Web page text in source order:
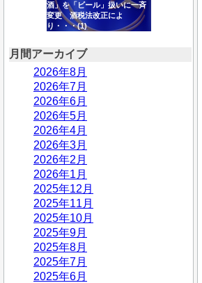
酒」を「ビール」扱いに一斉
変更 酒税法改正によ
り・・・(1)
月間アーカイブ
2026年8月
2026年7月
2026年6月
2026年5月
2026年4月
2026年3月
2026年2月
2026年1月
2025年12月
2025年11月
2025年10月
2025年9月
2025年8月
2025年7月
2025年6月